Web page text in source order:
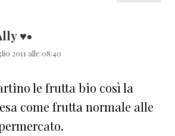
♥•
2011 alle 08:40
le frutta bio così la
come frutta normale alle